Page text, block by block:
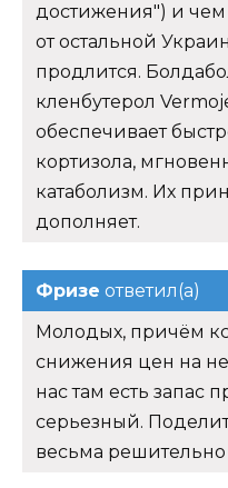
достижения") и чем
от остальной
продлится.
кленбутерол
обеспечивает
кортизола,
катаболизм. Их
дополняет.
Фризе ответил(а)
Молодых, причём
снижения цен на
нас там есть запас
серьезный.
весьма решительно